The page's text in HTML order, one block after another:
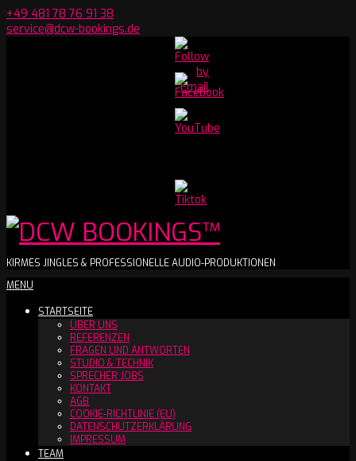
Skip
to
+49 481 78 76 91 38
service@dcw-bookings.de
Youtube
Channel
DCW
BOOKINGS™
KIRMES JINGLES & PROFESSIONELLE AUDIO-PRODUKTIONEN
Secondary
Menu
MENU
STARTSEITE
ÜBER UNS
REFERENZEN
FRAGEN UND ANTWORTEN
STUDIO & TECHNIK
SPRECHER JOBS
KONTAKT
AGB
COOKIE-RICHTLINIE (EU)
DATENSCHUTZERKLÄRUNG
IMPRESSUM
TEAM